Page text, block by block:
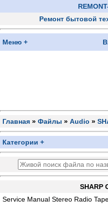
Ремонт бытовой
Меню +
Главная » Файлы » Audio »
Категории +
SHARP
Service Manual Stereo Radio